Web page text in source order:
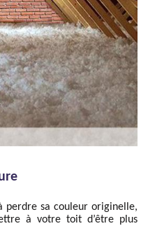
perdre sa couleur originelle,
à votre toit d’être plus